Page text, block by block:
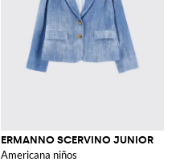
ERMANNO SCERVINO JUNIOR
Americana niños